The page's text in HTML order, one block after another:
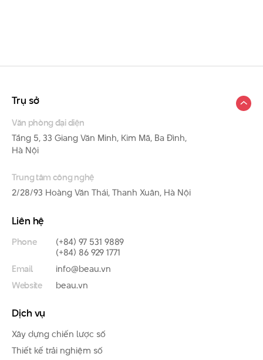
Trụ sở
Văn phòng đại diện
Tầng 5, 33 Giang Văn Minh, Kim Mã, Ba Đình,
Hà Nội
Trung tâm công nghệ
2/28/93 Hoàng Văn Thái, Thanh Xuân, Hà Nội
Liên hệ
Phone
(+84) 97 531 9889
(+84) 86 929 1771
Email
info@beau.vn
Website
beau.vn
Dịch vụ
Xây dựng chiến lược số
Thiết kế trải nghiệm số